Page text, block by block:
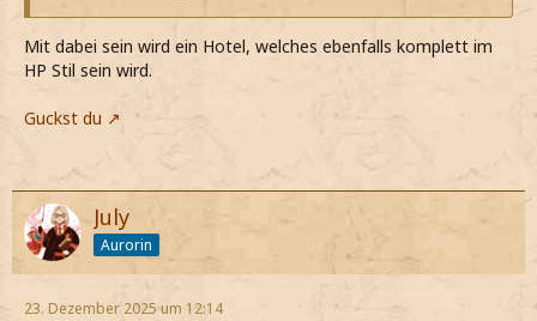
Mit dabei sein wird ein Hotel, welches ebenfalls komplett im
HP Stil sein wird.
Guckst du
July
Aurorin
23. Dezember 2025 um 12:14